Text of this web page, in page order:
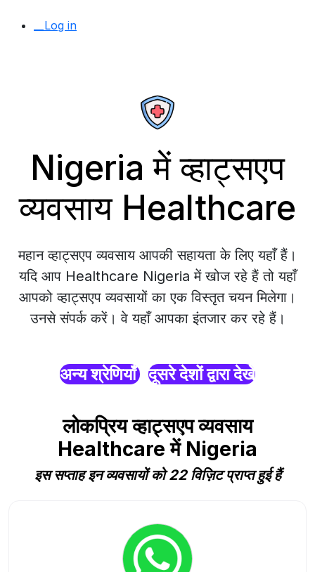
__Log in
Nigeria में व्हाट्सएप
व्यवसाय Healthcare
महान व्हाट्सएप व्यवसाय आपकी सहायता के लिए यहाँ हैं।
यदि आप Healthcare Nigeria में खोज रहे हैं तो यहाँ
आपको व्हाट्सएप व्यवसायों का एक विस्तृत चयन मिलेगा।
उनसे संपर्क करें। वे यहाँ आपका इंतजार कर रहे हैं।
अन्य श्रेणियाँ दूसरे देशों द्वारा देखें
लोकप्रिय व्हाट्सएप व्यवसाय
Healthcare में Nigeria
इस सप्ताह इन व्यवसायों को 22 विज़िट प्राप्त हुई हैं